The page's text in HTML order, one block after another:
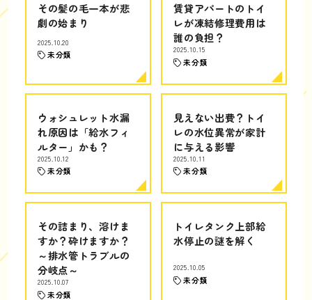
その髪の毛一本が悲
劇の始まり
2025.10.20
未分類
賃貸アパートのトイ
レが凍結修理費用は
誰の負担？
2025.10.15
未分類
ウォシュレット水漏
れ原因は「給水フィ
ルター」かも？
2025.10.12
未分類
見えない出費？トイ
レの水位異常が家計
に与える影響
2025.10.11
未分類
その詰まり、溶けま
すか？砕けますか？
～排水管トラブルの
分岐点～
2025.10.07
未分類
トイレタンク上部給
水停止の謎を解く
2025.10.05
未分類